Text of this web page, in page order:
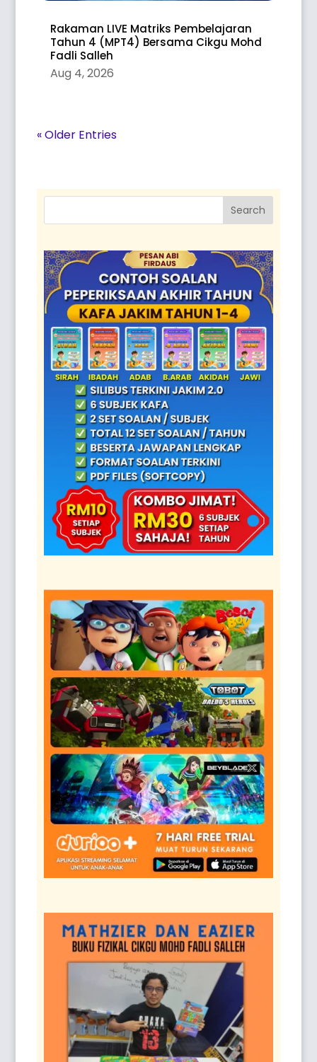
Rakaman LIVE Matriks Pembelajaran
Tahun 4 (MPT4) Bersama Cikgu Mohd
Fadli Salleh
Aug 4, 2026
« Older Entries